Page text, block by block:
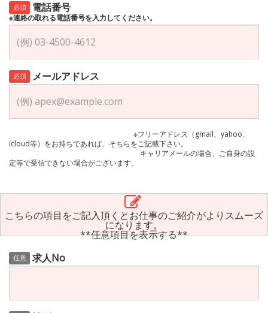
必須 電話番号
※連絡の取れる電話番号を入力してください。
必須 メールアドレス
※フリーアドレス（gmail、yahoo、
icloud等）をお持ちであれば、そちらをご記載下さい。
キャリアメールの場合、ご自身の設
定等で受信できない場合がございます。
こちらの項目をご記入頂くとお仕事のご紹介がよりスムーズ
になります。
**任意項目を表示する**
任意 求人No